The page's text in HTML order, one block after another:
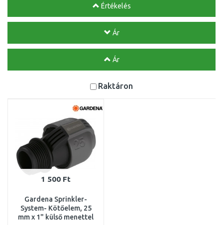
Értékelés
Ár
Ár
Raktáron
1 500 Ft
Gardena Sprinkler-
System- Kötőelem, 25
mm x 1" külső menettel